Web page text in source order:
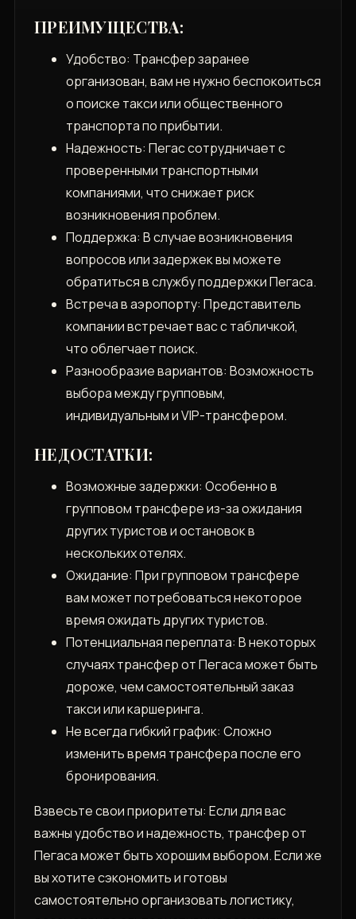
ПРЕИМУЩЕСТВА:
Удобство: Трансфер заранее
организован, вам не нужно беспокоиться
о поиске такси или общественного
транспорта по прибытии.
Надежность: Пегас сотрудничает с
проверенными транспортными
компаниями, что снижает риск
возникновения проблем.
Поддержка: В случае возникновения
вопросов или задержек вы можете
обратиться в службу поддержки Пегаса.
Встреча в аэропорту: Представитель
компании встречает вас с табличкой,
что облегчает поиск.
Разнообразие вариантов: Возможность
выбора между групповым,
индивидуальным и VIP-трансфером.
НЕДОСТАТКИ:
Возможные задержки: Особенно в
групповом трансфере из-за ожидания
других туристов и остановок в
нескольких отелях.
Ожидание: При групповом трансфере
вам может потребоваться некоторое
время ожидать других туристов.
Потенциальная переплата: В некоторых
случаях трансфер от Пегаса может быть
дороже, чем самостоятельный заказ
такси или каршеринга.
Не всегда гибкий график: Сложно
изменить время трансфера после его
бронирования.
Взвесьте свои приоритеты: Если для вас
важны удобство и надежность, трансфер от
Пегаса может быть хорошим выбором. Если же
вы хотите сэкономить и готовы
самостоятельно организовать логистику,